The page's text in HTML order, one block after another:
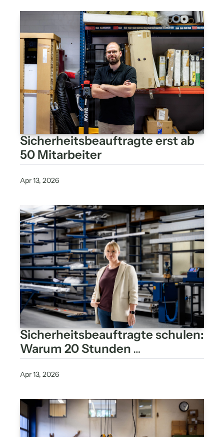
Sicherheitsbeauftragte erst ab
50 Mitarbeiter
Apr 13, 2026
Sicherheitsbeauftragte schulen:
Warum 20 Stunden
Selbststudium nicht reichen
Apr 13, 2026